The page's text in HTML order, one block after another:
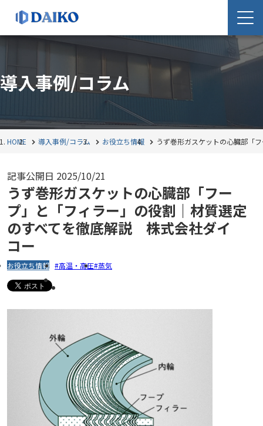
導入事例/コラム
HOME 導入事例/コラム お役立ち情報 うず巻形ガスケットの心臓部「
記事公開日 2025/10/21
うず巻形ガスケットの心臓部「フー
プ」と「フィラー」の役割｜材質選定
のすべてを徹底解説 株式会社ダイ
コー
お役立ち情報 高温・高圧 蒸気